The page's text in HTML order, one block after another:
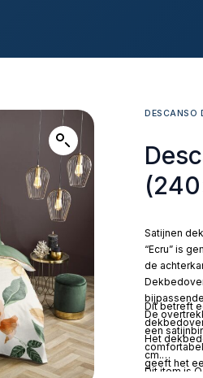
DESCANSO
Satijnen
“Ecru” is
de
De
een
geeft het
Dit betreft
Het
cm.
Dit item is